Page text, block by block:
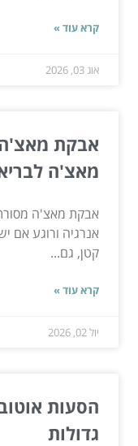
קרא עוד »
אוג 03, 2026
אבקת מאצ'ה
מאצ'ה
אבקת מאצ'ה
אנרגיה ורוגע
קטן, גם...
קרא עוד »
יול 02, 2026
הסעות
גדולות